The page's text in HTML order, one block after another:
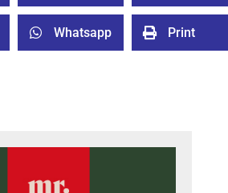
 Whatsapp  Print